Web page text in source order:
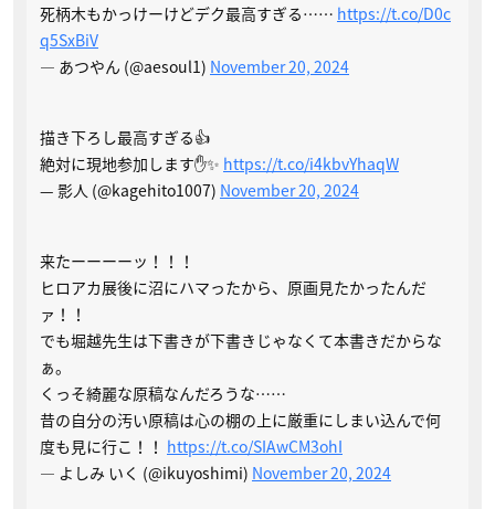
死柄木もかっけーけどデク最高すぎる…… https://t.co/D0c
q5SxBiV
— あつやん (@aesoul1) November 20, 2024
描き下ろし最高すぎる👍
絶対に現地参加します✋✨ https://t.co/i4kbvYhaqW
— 影人 (@kagehito1007) November 20, 2024
来たーーーーッ！！！
ヒロアカ展後に沼にハマったから、原画見たかったんだ
ァ！！
でも堀越先生は下書きが下書きじゃなくて本書きだからな
ぁ。
くっそ綺麗な原稿なんだろうな……
昔の自分の汚い原稿は心の棚の上に厳重にしまい込んで何
度も見に行こ！！ https://t.co/SIAwCM3ohI
— よしみ いく (@ikuyoshimi) November 20, 2024